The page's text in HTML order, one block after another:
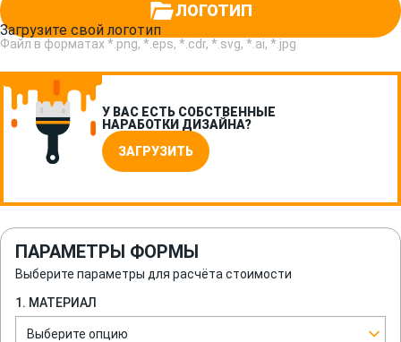
ЛОГОТИП
Загрузите свой логотип
Файл в форматах *.png, *.eps, *.cdr, *.svg, *.ai, *.jpg
У ВАС ЕСТЬ СОБСТВЕННЫЕ
НАРАБОТКИ ДИЗАЙНА?
ЗАГРУЗИТЬ
ПАРАМЕТРЫ ФОРМЫ
Выберите параметры для расчёта стоимости
1. МАТЕРИАЛ
Выберите опцию